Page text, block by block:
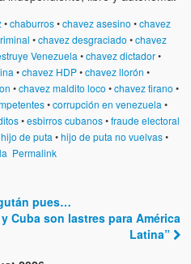
•chaburros•chavez asesino •chavez
•chavez desgraciado •chavez
Venezuela •chavez dictador•
•chavez HDP•chavez llorón •
•chavez maldito loco •chavez tirano •
•corrupción en venezuela •
•esbirros cubanos•fraude electoral
de puta •hijo de puta no vuelvas•
Permalink
pues…
Cuba son lastres para América
Latina”